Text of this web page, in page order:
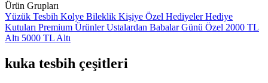
Ürün Grupları
Yüzük Tesbih Kolye Bileklik Kişiye Özel Hediyeler Hediye
Kutuları Premium Ürünler Ustalardan Babalar Günü Özel 2000 TL
Altı 5000 TL Altı
kuka tesbih çeşitleri